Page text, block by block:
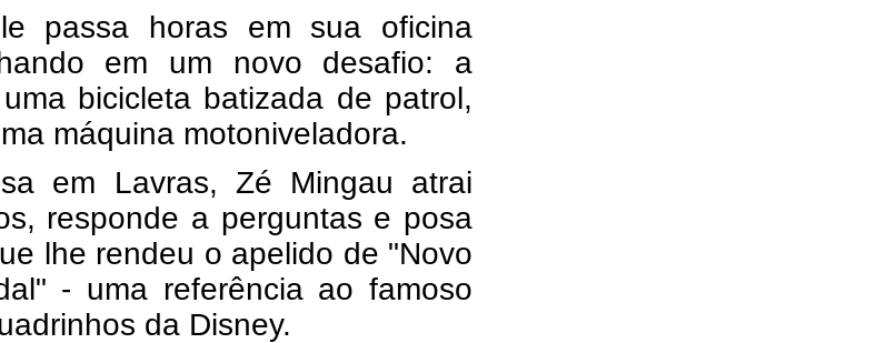
passa horas em sua oficina
em um novo desafio: a
bicicleta batizada de patrol,
máquina motoniveladora.
em Lavras, Zé Mingau atrai
responde a perguntas e posa
lhe rendeu o apelido de "Novo
- uma referência ao famoso
da Disney.